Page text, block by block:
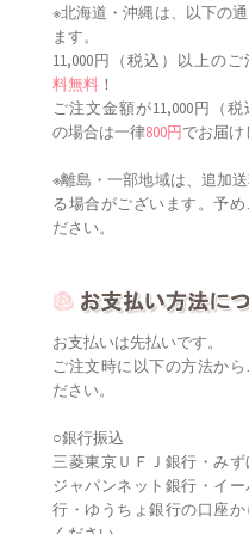
※北海道・沖縄は、以下の
ます。
11,000円（税込）以上の
料無料 ！
ご注文金額が11,000円（
の場合は一律800円でお届け
※離島・一部地域は、追加
る場合がございます。予め
ださい。
お支払いは先払いです。
ご注文時に以下の方法から
ださい。
○銀行振込
三菱東京ＵＦＪ銀行・みず
ジャパンネット銀行・イ
行・ゆうちょ銀行の口座